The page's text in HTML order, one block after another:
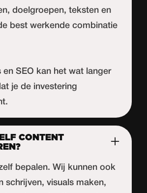
doelgroepen, teksten en
best werkende combinatie
en SEO kan het wat langer
je de investering
CONTENT
bepalen. Wij kunnen ook
schrijven, visuals maken,